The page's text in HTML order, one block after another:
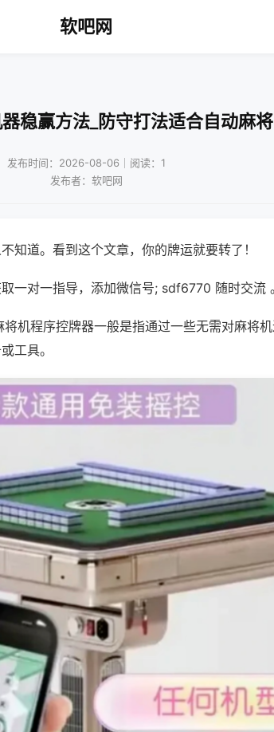
软吧网
稳赢方法_防守打法适合自动麻
发布时间：2026-08-06｜阅读：1
发布者：软吧网
知道。看到这个文章，你的牌运就要转了！
一对一指导，添加微信号; sdf6770 随时交流 。
机程序控牌器一般是指通过一些无需对麻将
工具。